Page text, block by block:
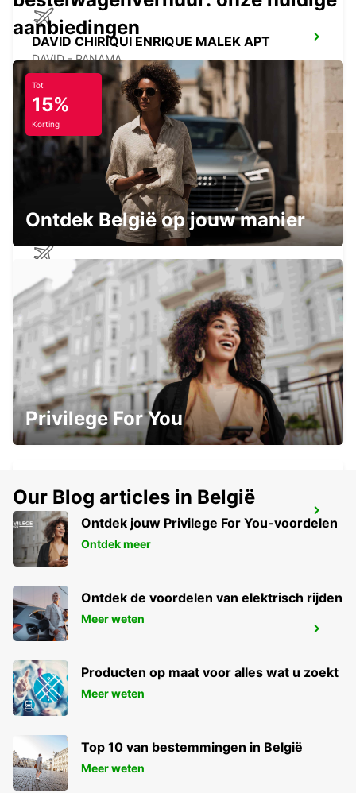
DAVID CHIRIQUI ENRIQUE MALEK APT
DAVID - PANAMA
PANAMA PACIFICO AEROPUERTO
ARRAIJA - PANAMA
PANAMA ALBROOK AIRPORT
PANAMA - PANAMA
PANAMA DOWNTOWN
TOCUMEN - PANAMA
PANAMA CALLE 50 FINANCIAL DISTRICT
PANAMA - PANAMA
PANAMA PAITILLA
aanbiedingen
Tot
15%
Korting
Ontdek België op jouw manier
Privilege For You
Our Blog articles in België
Ontdek jouw Privilege For You-voordelen
Ontdek meer
Ontdek de voordelen van elektrisch rijden
Meer weten
Producten op maat voor alles wat u zoekt
Meer weten
Top 10 van bestemmingen in België
Meer weten